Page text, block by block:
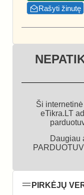
Rašyti žinutę
Ši
eTikra.LT
Daugiau
PIRKĖJŲ